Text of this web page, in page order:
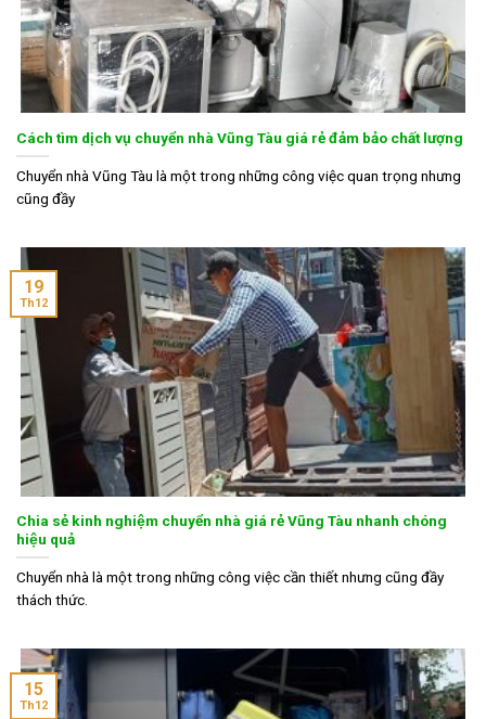
Cách tìm dịch vụ chuyển nhà Vũng Tàu giá rẻ đảm bảo chất lượng
Chuyển nhà Vũng Tàu là một trong những công việc quan trọng nhưng
cũng đầy
Chia sẻ kinh nghiệm chuyển nhà giá rẻ Vũng Tàu nhanh chóng
hiệu quả
Chuyển nhà là một trong những công việc cần thiết nhưng cũng đầy
thách thức.
19
Th12
15
Th12